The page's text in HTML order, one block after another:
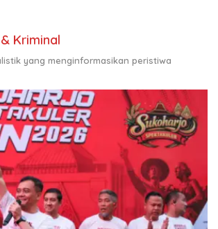
Kriminal
yang menginformasikan peristiwa